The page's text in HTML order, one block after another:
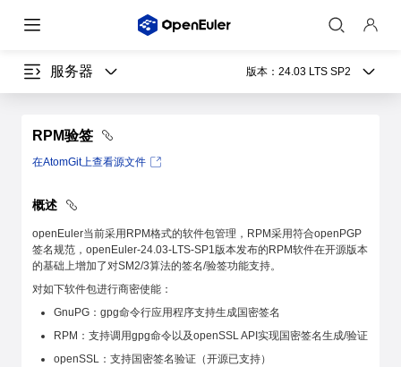
服务器 版本： 24.03 LTS SP2
RPM验签
在AtomGit上查看源文件
概述
openEuler当前采用RPM格式的软件包管理，RPM采用符合openPGP
签名规范，openEuler-24.03-LTS-SP1版本发布的RPM软件在开源版本
的基础上增加了对SM2/3算法的签名/验签功能支持。
对如下软件包进行商密使能：
GnuPG：gpg命令行应用程序支持生成国密签名
RPM：支持调用gpg命令以及openSSL API实现国密签名生成/验证
openSSL：支持国密签名验证（开源已支持）